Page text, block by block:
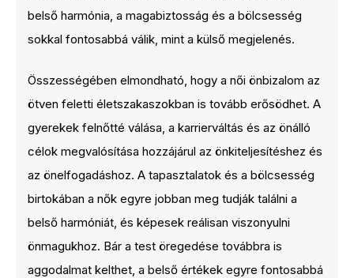
belső harmónia, a magabiztosság és a bölcsesség
sokkal fontosabbá válik, mint a külső megjelenés.
Összességében elmondható, hogy a női önbizalom az
ötven feletti életszakaszokban is tovább erősödhet. A
gyerekek felnőtté válása, a karrierváltás és az önálló
célok megvalósítása hozzájárul az önkiteljesítéshez és
az önelfogadáshoz. A tapasztalatok és a bölcsesség
birtokában a nők egyre jobban meg tudják találni a
belső harmóniát, és képesek reálisan viszonyulni
önmagukhoz. Bár a test öregedése továbbra is
aggodalmat kelthet, a belső értékek egyre fontosabbá